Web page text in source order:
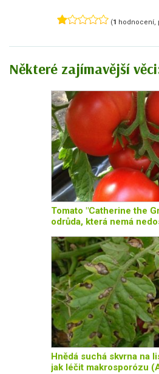
(1 hodnocení,
Některé zajímavější
Tomato "Catherine the
odrůda, která nemá
Hnědá suchá skvrna na
jak léčit makrosporózu